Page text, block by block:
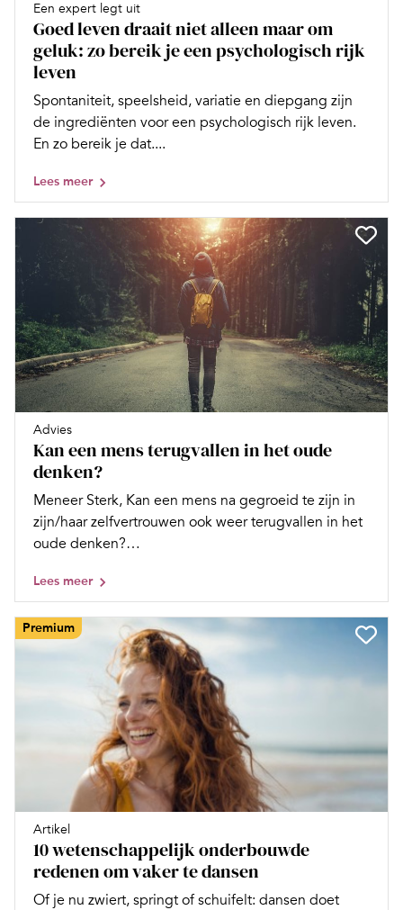
Een expert legt uit
Goed leven draait niet alleen maar om
geluk: zo bereik je een psychologisch rijk
leven
Spontaniteit, speelsheid, variatie en diepgang zijn
de ingrediënten voor een psychologisch rijk leven.
En zo bereik je dat....
Lees meer
Advies
Kan een mens terugvallen in het oude
denken?
Meneer Sterk, Kan een mens na gegroeid te zijn in
zijn/haar zelfvertrouwen ook weer terugvallen in het
oude denken?…
Lees meer
Premium
Artikel
10 wetenschappelijk onderbouwde
redenen om vaker te dansen
Of je nu zwiert, springt of schuifelt: dansen doet